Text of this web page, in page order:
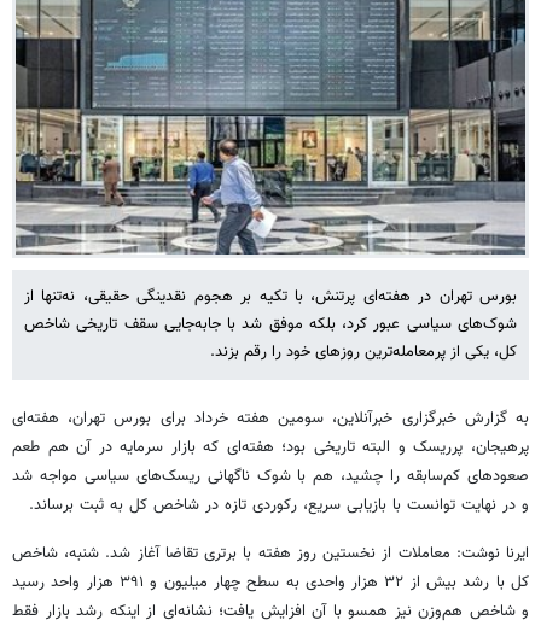
بورس تهران در هفته‌ای پرتنش، با تکیه بر هجوم نقدینگی حقیقی، نه‌تنها از
شوک‌های سیاسی عبور کرد، بلکه موفق شد با جابه‌جایی سقف تاریخی شاخص
کل، یکی از پرمعامله‌ترین روزهای خود را رقم بزند.
به گزارش خبرگزاری خبرآنلاین، سومین هفته خرداد برای بورس تهران، هفته‌ای
پرهیجان، پرریسک و البته تاریخی بود؛ هفته‌ای که بازار سرمایه در آن هم طعم
صعودهای کم‌سابقه را چشید، هم با شوک ناگهانی ریسک‌های سیاسی مواجه شد
و در نهایت توانست با بازیابی سریع، رکوردی تازه در شاخص کل به ثبت برساند.
ایرنا نوشت: معاملات از نخستین روز هفته با برتری تقاضا آغاز شد. شنبه، شاخص
کل با رشد بیش از ۳۲ هزار واحدی به سطح چهار میلیون و ۳۹۱ هزار واحد رسید
و شاخص هم‌وزن نیز همسو با آن افزایش یافت؛ نشانه‌ای از اینکه رشد بازار فقط